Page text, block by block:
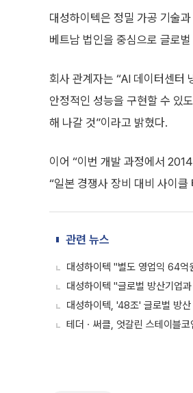
대성하이텍은 정밀 가공 기술
베트남 법인을 중심으로 글로
회사 관계자는 “AI 데이터센터
안정적인 성능을 구현할 수 있
해 나갈 것”이라고 밝혔다.
이어 “이번 개발 과정에서
“일본 경쟁사 장비 대비 사이
관련 뉴스
대성하이텍 "별도 영업익 64억
대성하이텍 "글로벌 방산기업
대성하이텍, '48조' 글로벌 방
테더ㆍ써클, 엇갈린 스테이블코